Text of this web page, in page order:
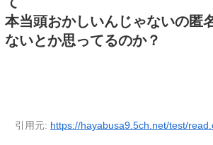
本当頭おかしいんじゃないの匿
ないとか思ってるのか？
引用元: https://hayabusa9.5ch.net/test/